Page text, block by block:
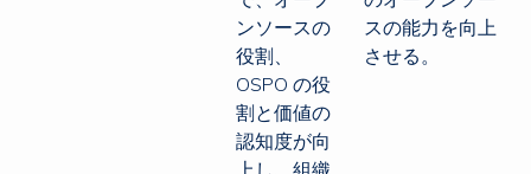
ンソースの
役割、
OSPO の役
割と価値の
認知度が向
スの能力を向上
させる。